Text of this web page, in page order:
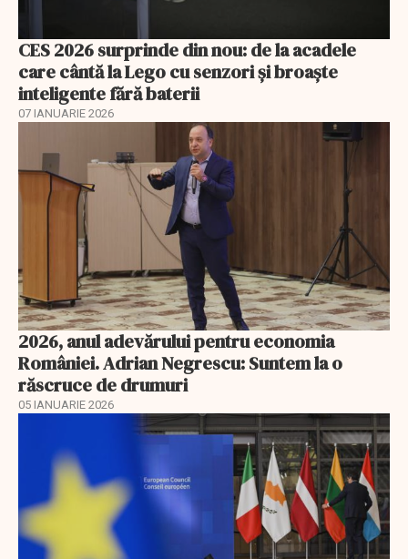
CES 2026 surprinde din nou: de la acadele
care cântă la Lego cu senzori și broaște
inteligente fără baterii
07 IANUARIE 2026
2026, anul adevărului pentru economia
României. Adrian Negrescu: Suntem la o
răscruce de drumuri
05 IANUARIE 2026